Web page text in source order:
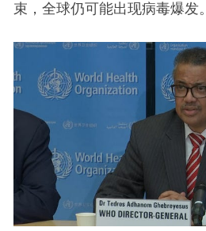
束，全球仍可能出现病毒爆发。